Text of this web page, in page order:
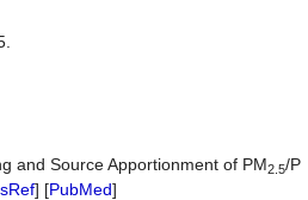
and Source Apportionment of PM2.5/P
] [PubMed]